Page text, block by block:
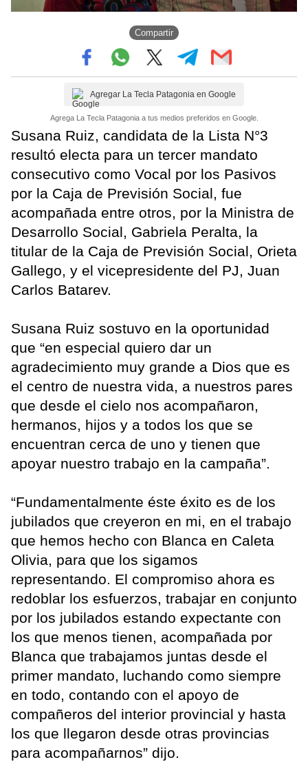
Compartir
Agregar La Tecla Patagonia en Google
Agrega La Tecla Patagonia a tus medios preferidos en Google.
Susana Ruiz, candidata de la Lista N°3
resultó electa para un tercer mandato
consecutivo como Vocal por los Pasivos
por la Caja de Previsión Social, fue
acompañada entre otros, por la Ministra de
Desarrollo Social, Gabriela Peralta, la
titular de la Caja de Previsión Social, Orieta
Gallego, y el vicepresidente del PJ, Juan
Carlos Batarev.
Susana Ruiz sostuvo en la oportunidad
que “en especial quiero dar un
agradecimiento muy grande a Dios que es
el centro de nuestra vida, a nuestros pares
que desde el cielo nos acompañaron,
hermanos, hijos y a todos los que se
encuentran cerca de uno y tienen que
apoyar nuestro trabajo en la campaña”.
“Fundamentalmente éste éxito es de los
jubilados que creyeron en mi, en el trabajo
que hemos hecho con Blanca en Caleta
Olivia, para que los sigamos
representando. El compromiso ahora es
redoblar los esfuerzos, trabajar en conjunto
por los jubilados estando expectante con
los que menos tienen, acompañada por
Blanca que trabajamos juntas desde el
primer mandato, luchando como siempre
en todo, contando con el apoyo de
compañeros del interior provincial y hasta
los que llegaron desde otras provincias
para acompañarnos” dijo.